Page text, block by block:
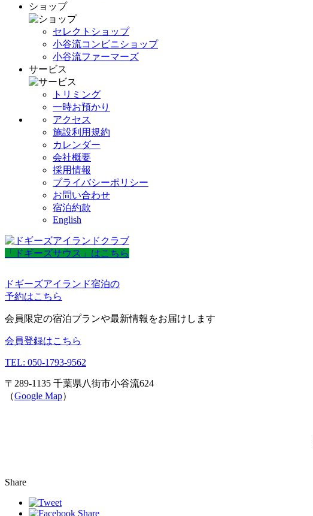
ショップ
セレクトショップ
小谷流コンビニショップ
小谷流ファーマーズ
サービス
トリミング
一時お預かり
アクセス
施設利用規約
カレンダー
会社概要
採用情報
プライバシーポリシー
お問い合わせ
宿泊約款
English
「ドギーズサウス」はこちら
ドギーズアイランド宿泊の
予約はこちら
会員限定の宿泊プランや最新情報をお届けします
会員登録はこちら
TEL: 050-1793-9562
〒289-1135 千葉県八街市小谷流624
（Google Map）
Share